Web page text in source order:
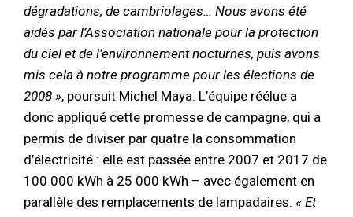
dégradations, de cambriolages… Nous avons été
aidés par l’Association nationale pour la protection
du ciel et de l’environnement nocturnes, puis avons
mis cela à notre programme pour les élections de
2008 », poursuit Michel Maya. L’équipe réélue a
donc appliqué cette promesse de campagne, qui a
permis de diviser par quatre la consommation
d’électricité : elle est passée entre 2007 et 2017 de
100 000 kWh à 25 000 kWh – avec également en
parallèle des remplacements de lampadaires. « Et